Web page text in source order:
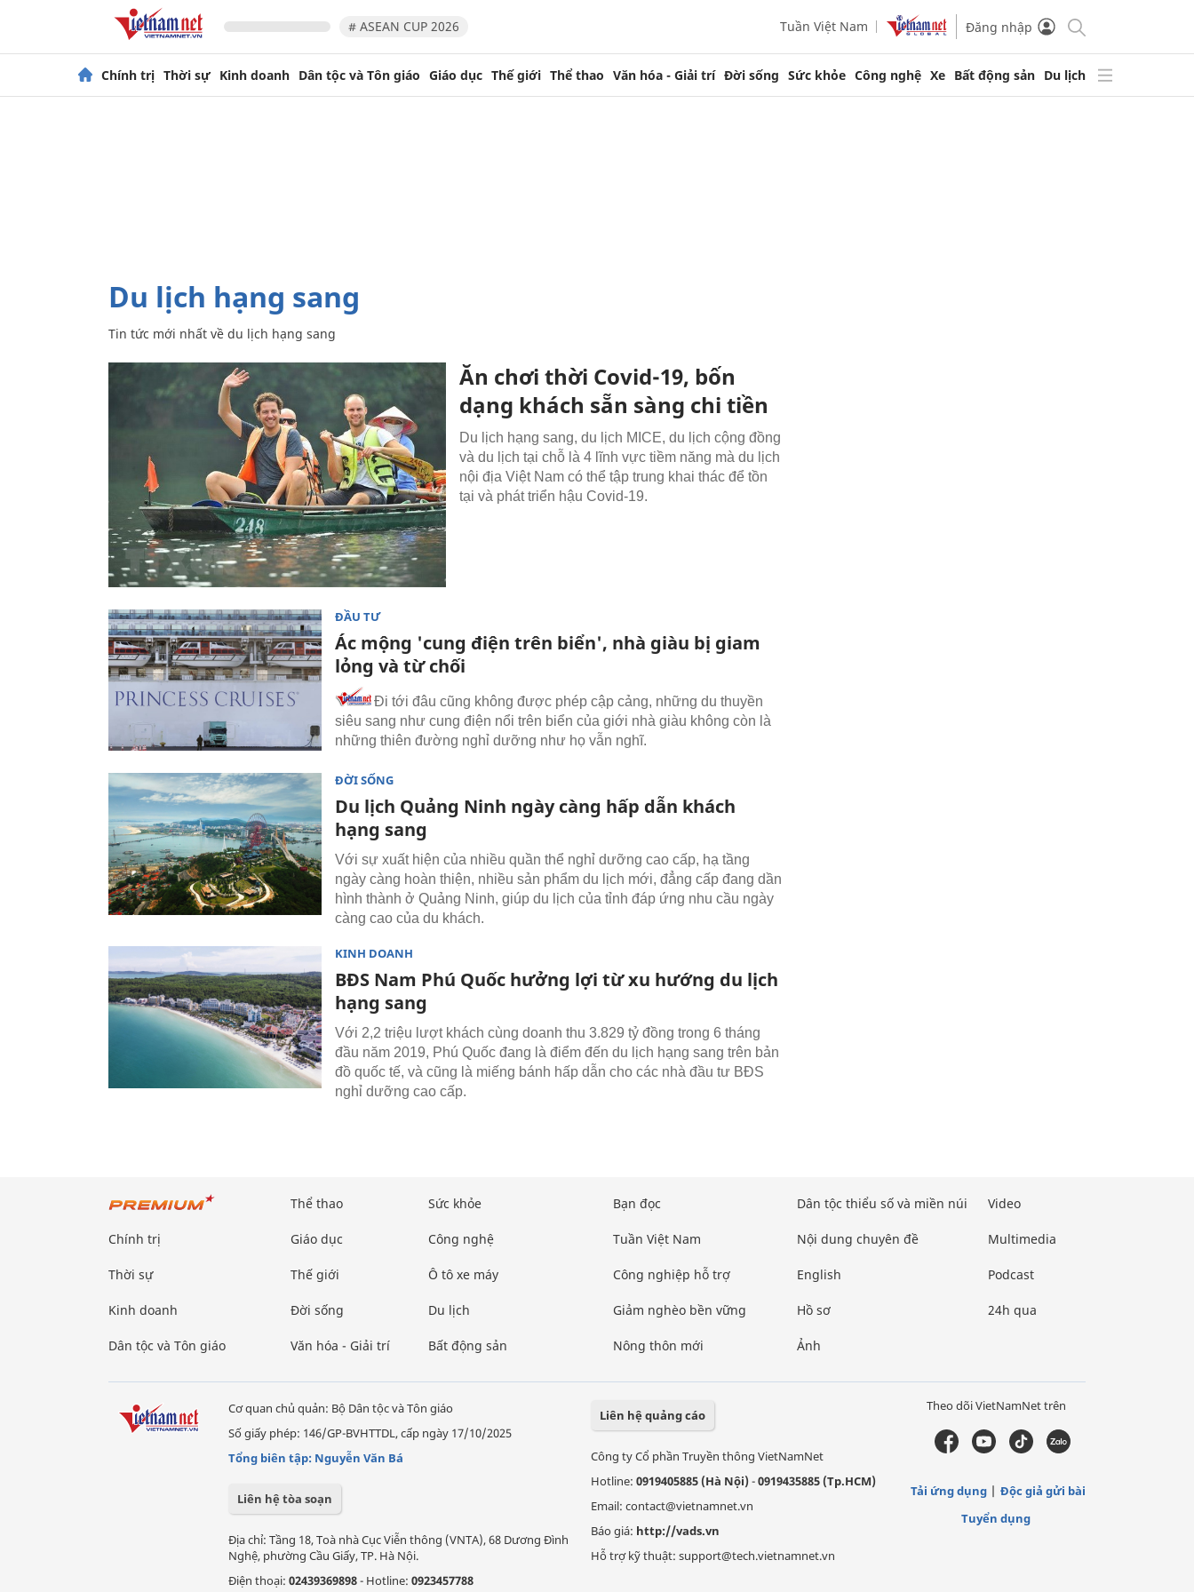
# ASEAN CUP 2026 Tuần Việt Nam Đăng nhập
Chính trị Thời sự Kinh doanh Dân tộc và Tôn giáo Giáo dục Thế giới Thể thao Văn hóa - Giải trí Đời sống Sức khỏe Công nghệ Xe Bất động sản Du lịch
du lịch hạng sang
Tin tức mới nhất về du lịch hạng sang
Ăn chơi thời Covid-19, bốn
dạng khách sẵn sàng chi tiền
Du lịch hạng sang, du lịch MICE, du lịch cộng đồng
và du lịch tại chỗ là 4 lĩnh vực tiềm năng mà du lịch
nội địa Việt Nam có thể tập trung khai thác để tồn
tại và phát triển hậu Covid-19.
ĐẦU TƯ
Ác mộng 'cung điện trên biển', nhà giàu bị giam
lỏng và từ chối
Đi tới đâu cũng không được phép cập cảng, những du thuyền
siêu sang như cung điện nổi trên biển của giới nhà giàu không còn là
những thiên đường nghỉ dưỡng như họ vẫn nghĩ.
ĐỜI SỐNG
Du lịch Quảng Ninh ngày càng hấp dẫn khách
hạng sang
Với sự xuất hiện của nhiều quần thể nghỉ dưỡng cao cấp, hạ tầng
ngày càng hoàn thiện, nhiều sản phẩm du lịch mới, đẳng cấp đang dần
hình thành ở Quảng Ninh, giúp du lịch của tỉnh đáp ứng nhu cầu ngày
càng cao của du khách.
KINH DOANH
BĐS Nam Phú Quốc hưởng lợi từ xu hướng du lịch
hạng sang
Với 2,2 triệu lượt khách cùng doanh thu 3.829 tỷ đồng trong 6 tháng
đầu năm 2019, Phú Quốc đang là điểm đến du lịch hạng sang trên bản
đồ quốc tế, và cũng là miếng bánh hấp dẫn cho các nhà đầu tư BĐS
nghỉ dưỡng cao cấp.
Chính trị
Thời sự
Kinh doanh
Dân tộc và Tôn giáo
Thể thao
Giáo dục
Thế giới
Đời sống
Văn hóa - Giải trí
Sức khỏe
Công nghệ
Ô tô xe máy
Du lịch
Bất động sản
Bạn đọc
Tuần Việt Nam
Công nghiệp hỗ trợ
Giảm nghèo bền vững
Nông thôn mới
Dân tộc thiểu số và miền núi
Nội dung chuyên đề
English
Hồ sơ
Ảnh
Video
Multimedia
Podcast
24h qua
Cơ quan chủ quản: Bộ Dân tộc và Tôn giáo
Số giấy phép: 146/GP-BVHTTDL, cấp ngày 17/10/2025
Tổng biên tập: Nguyễn Văn Bá
Liên hệ tòa soạn
Địa chỉ: Tầng 18, Toà nhà Cục Viễn thông (VNTA), 68 Dương Đình
Nghệ, phường Cầu Giấy, TP. Hà Nội.
Điện thoại: 02439369898- Hotline: 0923457788
Liên hệ quảng cáo
Công ty Cổ phần Truyền thông VietNamNet
Hotline: 0919405885 (Hà Nội)-0919435885 (Tp.HCM)
Email: contact@vietnamnet.vn
Báo giá: http://vads.vn
Hỗ trợ kỹ thuật: support@tech.vietnamnet.vn
Theo dõi VietNamNet trên
Tải ứng dụng
Độc giả gửi bài
Tuyển dụng